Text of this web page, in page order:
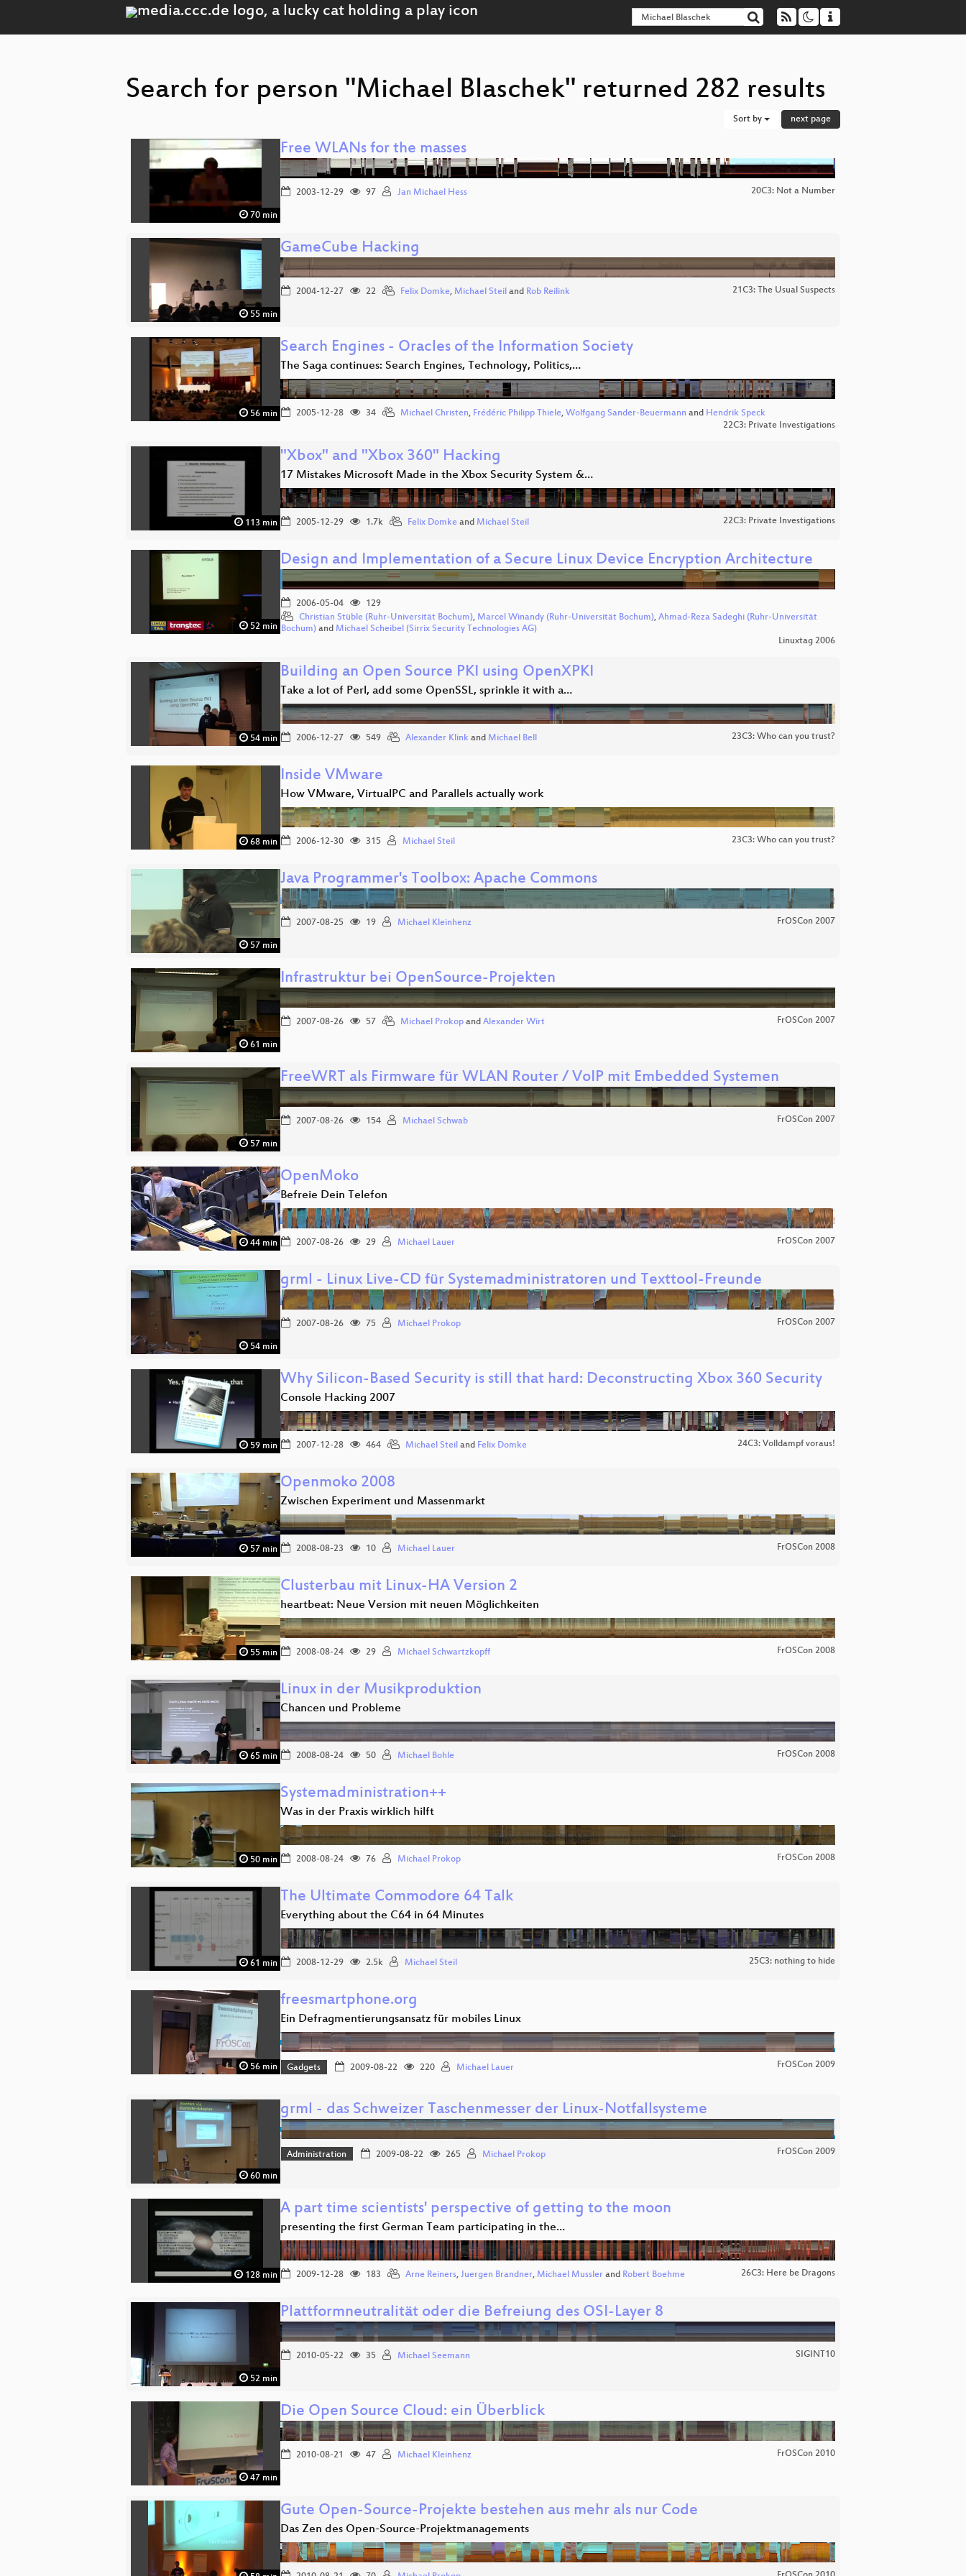
Search for person "Michael Blaschek" returned 282 results
Sort by next page
70 min
Free WLANs for the masses
2003-12-29 97 Jan Michael Hess 20C3: Not a Number
55 min
GameCube Hacking
2004-12-27 22 Felix Domke, Michael Steil and Rob Reilink 21C3: The Usual Suspects
56 min
Search Engines - Oracles of the Information Society
The Saga continues: Search Engines, Technology, Politics,…
2005-12-28 34 Michael Christen, Frédéric Philipp Thiele, Wolfgang Sander-Beuermann and Hendrik Speck
22C3: Private Investigations
113 min
"Xbox" and "Xbox 360" Hacking
17 Mistakes Microsoft Made in the Xbox Security System &…
2005-12-29 1.7k Felix Domke and Michael Steil 22C3: Private Investigations
52 min
Design and Implementation of a Secure Linux Device Encryption Architecture
2006-05-04
129
Christian Stüble (Ruhr-Universität Bochum), Marcel Winandy (Ruhr-Universität Bochum), Ahmad-Reza Sadeghi (Ruhr-Universität
Bochum) and Michael Scheibel (Sirrix Security Technologies AG)
Linuxtag 2006
54 min
Building an Open Source PKI using OpenXPKI
Take a lot of Perl, add some OpenSSL, sprinkle it with a…
2006-12-27 549 Alexander Klink and Michael Bell 23C3: Who can you trust?
68 min
Inside VMware
How VMware, VirtualPC and Parallels actually work
2006-12-30 315 Michael Steil 23C3: Who can you trust?
57 min
Java Programmer's Toolbox: Apache Commons
2007-08-25 19 Michael Kleinhenz FrOSCon 2007
61 min
Infrastruktur bei OpenSource-Projekten
2007-08-26 57 Michael Prokop and Alexander Wirt FrOSCon 2007
57 min
FreeWRT als Firmware für WLAN Router / VoIP mit Embedded Systemen
2007-08-26 154 Michael Schwab FrOSCon 2007
44 min
OpenMoko
Befreie Dein Telefon
2007-08-26 29 Michael Lauer FrOSCon 2007
54 min
grml - Linux Live-CD für Systemadministratoren und Texttool-Freunde
2007-08-26 75 Michael Prokop FrOSCon 2007
59 min
Why Silicon-Based Security is still that hard: Deconstructing Xbox 360 Security
Console Hacking 2007
2007-12-28 464 Michael Steil and Felix Domke 24C3: Volldampf voraus!
57 min
Openmoko 2008
Zwischen Experiment und Massenmarkt
2008-08-23 10 Michael Lauer FrOSCon 2008
55 min
Clusterbau mit Linux-HA Version 2
heartbeat: Neue Version mit neuen Möglichkeiten
2008-08-24 29 Michael Schwartzkopff FrOSCon 2008
65 min
Linux in der Musikproduktion
Chancen und Probleme
2008-08-24 50 Michael Bohle FrOSCon 2008
50 min
Systemadministration++
Was in der Praxis wirklich hilft
2008-08-24 76 Michael Prokop FrOSCon 2008
61 min
The Ultimate Commodore 64 Talk
Everything about the C64 in 64 Minutes
2008-12-29 2.5k Michael Steil 25C3: nothing to hide
56 min
freesmartphone.org
Ein Defragmentierungsansatz für mobiles Linux
Gadgets 2009-08-22 220 Michael Lauer FrOSCon 2009
60 min
grml - das Schweizer Taschenmesser der Linux-Notfallsysteme
Administration 2009-08-22 265 Michael Prokop FrOSCon 2009
128 min
A part time scientists' perspective of getting to the moon
presenting the first German Team participating in the…
2009-12-28 183 Arne Reiners, Juergen Brandner, Michael Mussler and Robert Boehme 26C3: Here be Dragons
52 min
Plattformneutralität oder die Befreiung des OSI-Layer 8
2010-05-22 35 Michael Seemann SIGINT10
47 min
Die Open Source Cloud: ein Überblick
2010-08-21 47 Michael Kleinhenz FrOSCon 2010
Gute Open-Source-Projekte bestehen aus mehr als nur Code
Das Zen des Open-Source-Projektmanagements